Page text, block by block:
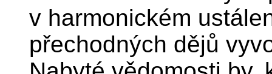
v harmonickém
přechodných dějů